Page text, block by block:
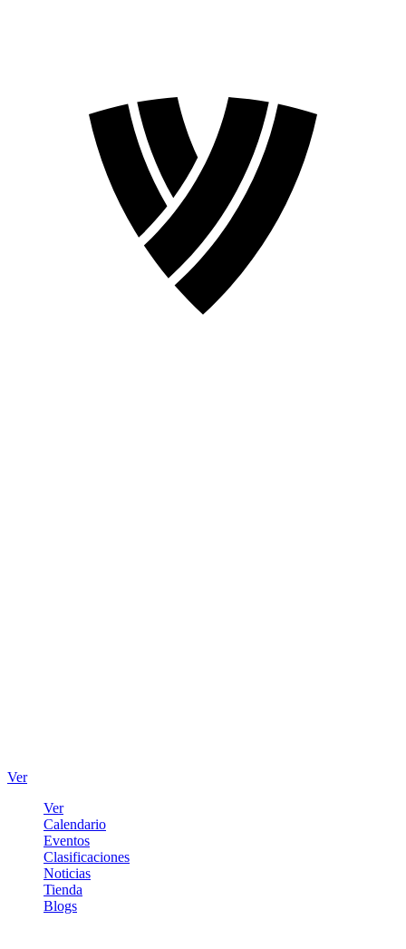
Ver
Ver
Calendario
Eventos
Clasificaciones
Noticias
Tienda
Blogs